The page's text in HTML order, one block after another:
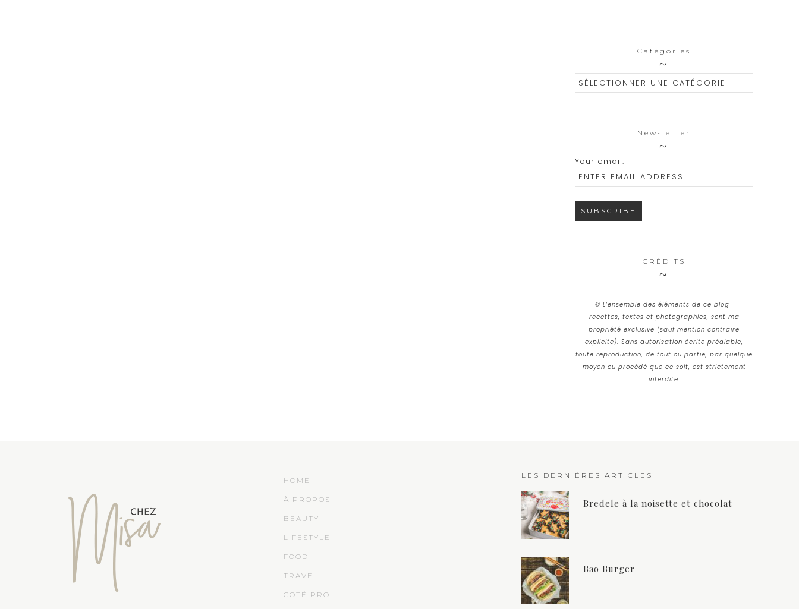
Catégories
Catégories
Newsletter
Your email:
CRÉDITS
© L’ensemble des éléments de ce blog :
recettes, textes et photographies, sont ma
propriété exclusive (sauf mention contraire
explicite). Sans autorisation écrite préalable,
toute reproduction, de tout ou partie, par quelque
moyen ou procédé que ce soit, est strictement
interdite.
HOME
À PROPOS
BEAUTY
LIFESTYLE
FOOD
TRAVEL
COTÉ PRO
LES DERNIÈRES ARTICLES
Bredele à la noisette et chocolat
Bao Burger